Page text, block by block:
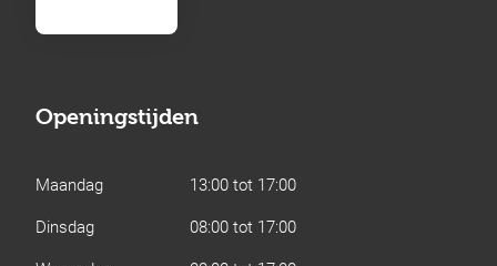
Openingstijden
Maandag
13:00 tot 17:00
Dinsdag
08:00 tot 17:00